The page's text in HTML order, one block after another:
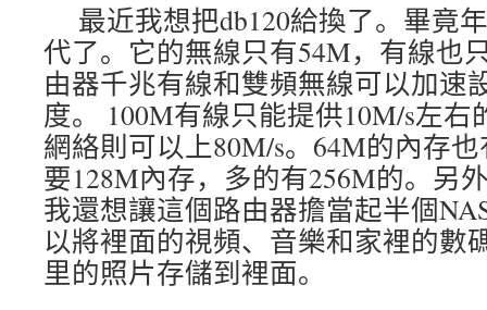
最近我想把db120給換了。畢竟
代了。它的無線只有54M，有線也
由器千兆有線和雙頻無線可以加速
度。 100M有線只能提供10M/s左右
網絡則可以上80M/s。64M的內存
要128M內存，多的有256M的。另
我還想讓這個路由器擔當起半個
以將裡面的視頻、音樂和家裡的數
里的照片存儲到裡面。